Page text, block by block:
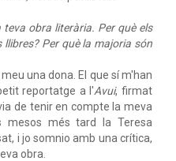
obra literària. Per què els
Per què la majoria són
una dona. El que sí m'han
reportatge a l'Avui, firmat
de tenir en compte la meva
més tard la Teresa
i jo somnio amb una crítica,
obra.